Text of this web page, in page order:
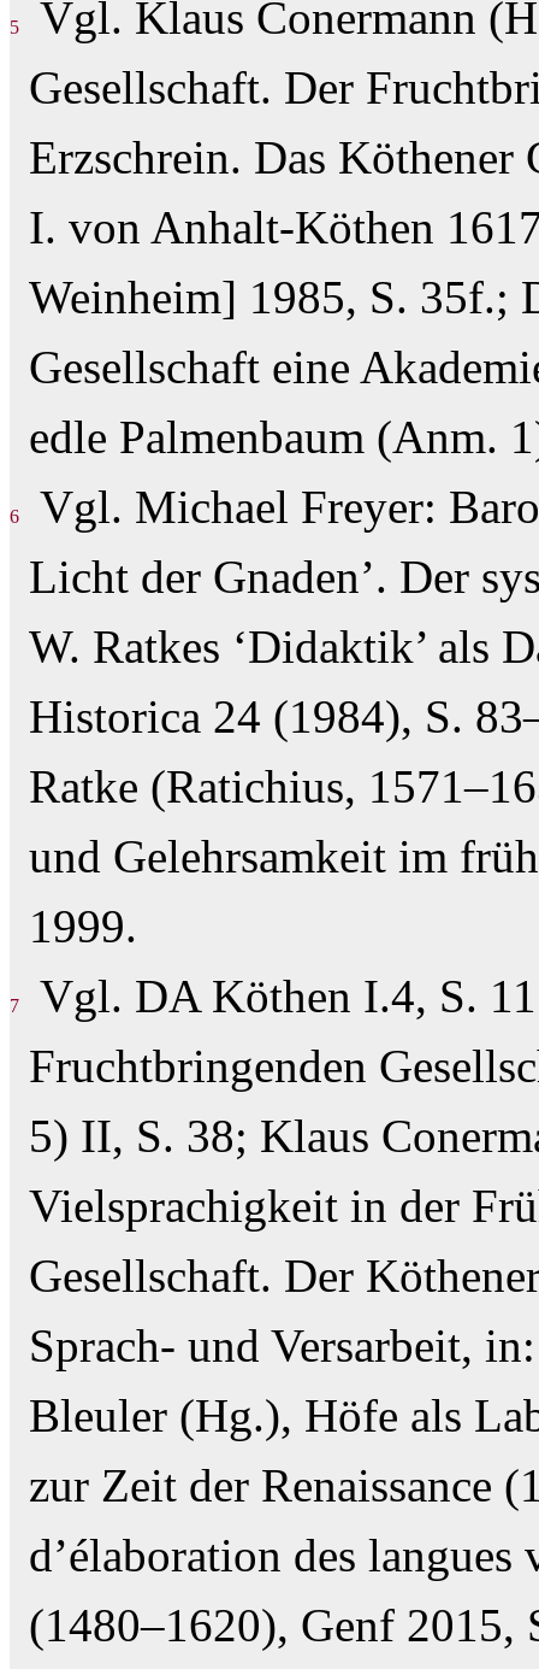
5
Vgl. Klaus Conermann
Gesellschaft. Der
Erzschrein. Das Köthener
I. von Anhalt-Köthen
Weinheim] 1985, S. 35f.;
Gesellschaft eine
edle Palmenbaum (Anm.
6
Vgl. Michael Freyer:
Licht der Gnaden’. Der
W. Ratkes ‘Didaktik’ als
Historica 24 (1984), S.
Ratke (Ratichius,
und Gelehrsamkeit im
1999.
7
Vgl. DA Köthen I.4, S.
Fruchtbringenden
5) II, S. 38; Klaus
Vielsprachigkeit in der
Gesellschaft. Der
Sprach- und Versarbeit,
Bleuler (Hg.), Höfe als
zur Zeit der Renaissance
d’élaboration des langues
(1480–1620), Genf